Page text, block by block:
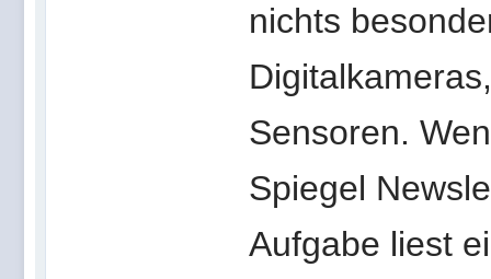
nichts
Sensoren.
Spiegel
Aufgabe liest